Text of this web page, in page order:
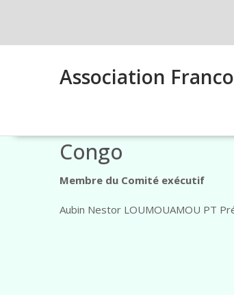
content
Association
Congo
Membre du Comité exécutif
Aubin Nestor LOUMOUAMOU PT